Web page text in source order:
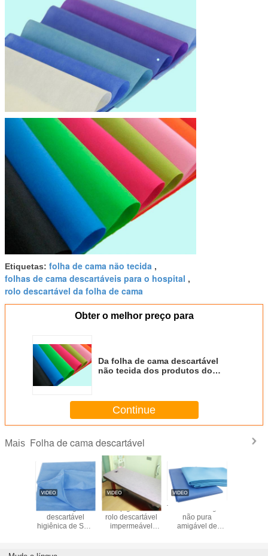
Etiquetas: folha de cama não tecida ,
folhas de cama descartáveis para o hospital ,
rolo descartável da folha de cama
Obter o melhor preço para
Da folha de cama descartável
não tecida dos produtos do
Continue
Mais Folha de cama descartável
A massagem
descartável
higiênica de Sms
profissional
Os Pp giraram o
rolo descartável
impermeável
Tela de tecelagem
não pura
amigável de